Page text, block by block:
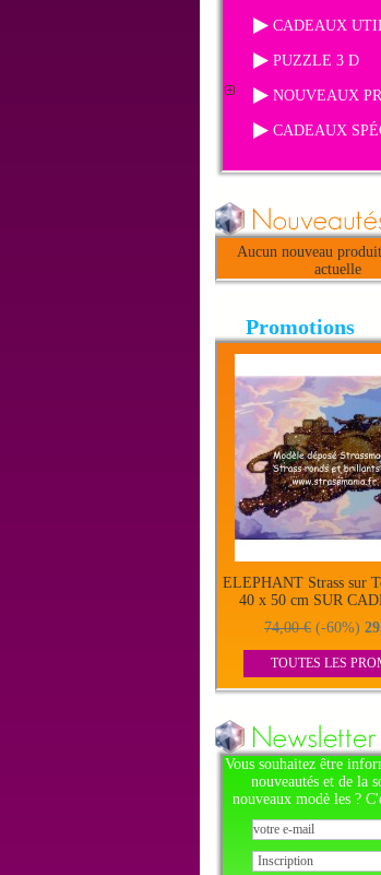
CADEAUX
PUZZLE 3 D
NOUVEAUX
CADEAUX
Aucun nouveau
actuelle
Promotions
ELEPHANT Strass sur
40 x 50 cm SUR
74,00 € (-60%)
TOUTES LES
Vous souhaitez être
nouveautés et de la
nouveaux modè les ?